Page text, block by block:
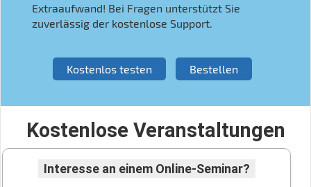
Extraaufwand! Bei Fragen unterstützt Sie
zuverlässig der kostenlose Support.
Kostenlos testen Bestellen
Kostenlose Veranstaltungen
Interesse an einem Online-Seminar?